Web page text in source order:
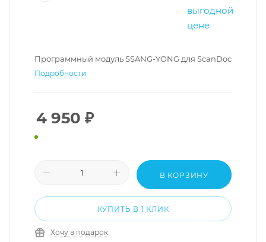
Программный модуль SSANG-YONG для ScanDoc
Подробности
4 950 ₽
В КОРЗИНУ
КУПИТЬ В 1 КЛИК
Хочу в подарок